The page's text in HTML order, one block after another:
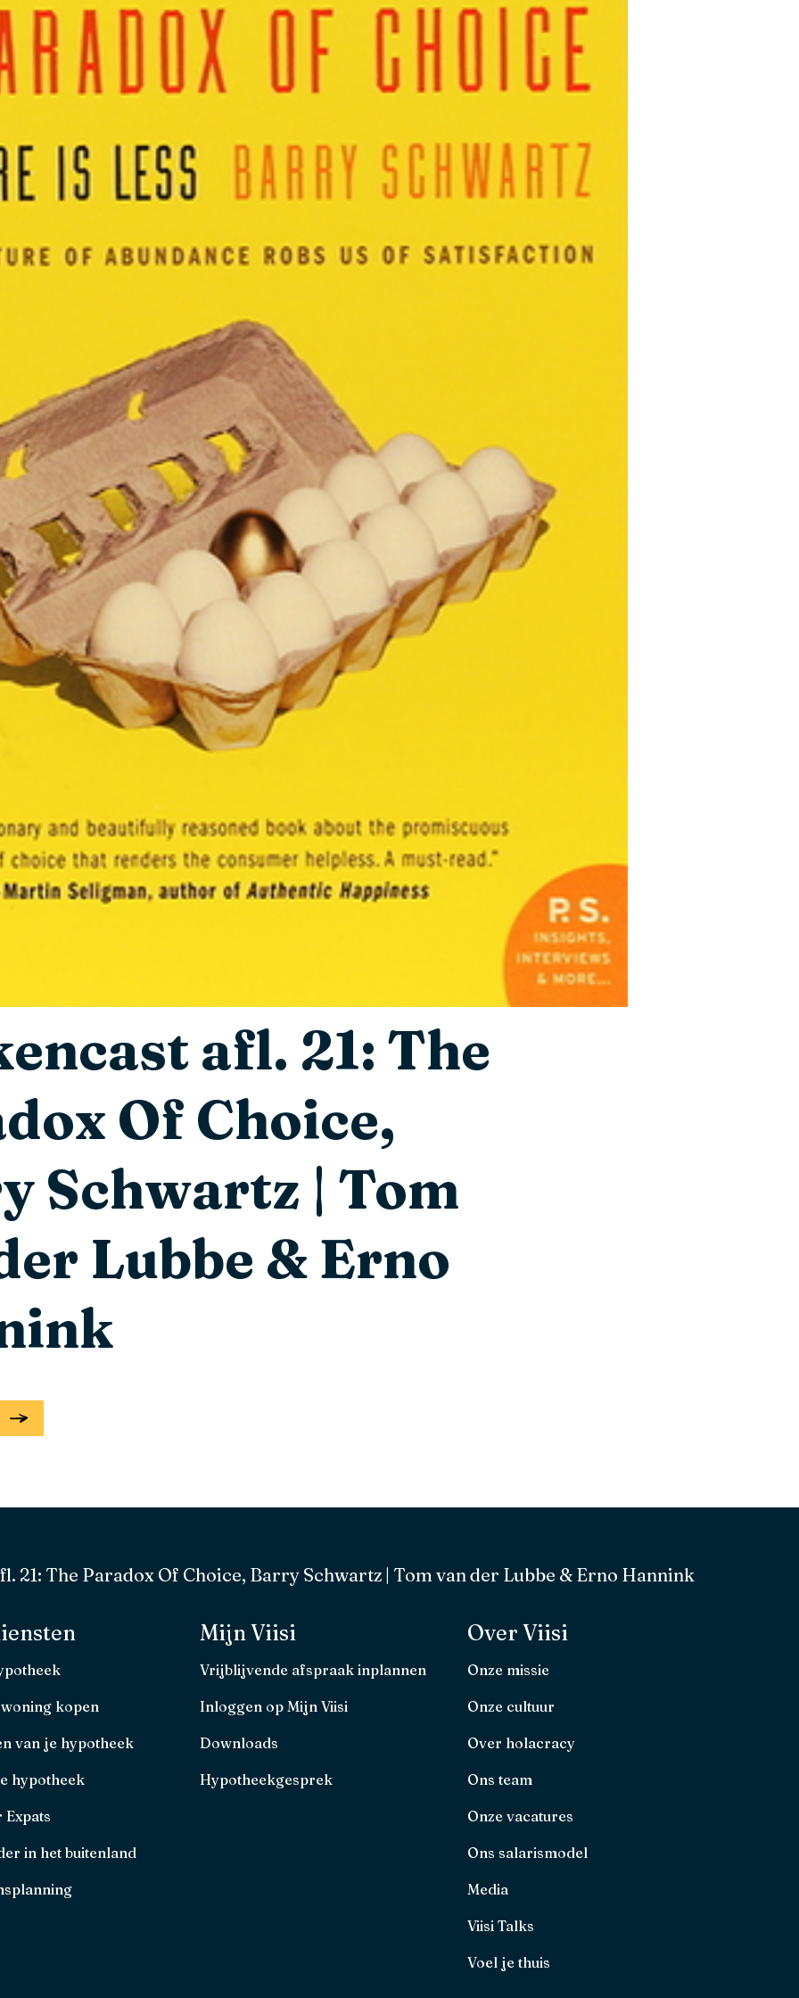
afl. 21: The
Of Choice,
Schwartz | Tom
Lubbe & Erno
21: The Paradox Of Choice, Barry Schwartz | Tom van der Lubbe & Erno Hannink
kopen
van je hypotheek
hypotheek
in het buitenland
Mijn Viisi
Vrijblijvende afspraak inplannen
Inloggen op Mijn Viisi
Downloads
Hypotheekgesprek
Over Viisi
Onze missie
Onze cultuur
Over holacracy
Ons team
Onze vacatures
Ons salarismodel
Media
Viisi Talks
Voel je thuis